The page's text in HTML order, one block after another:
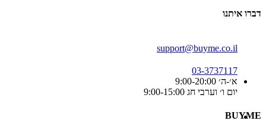
דברו איתנו
support@buyme.co.il
03-3737117
א׳-ה׳ 9:00-20:00
יום ו׳ וערבי חג 9:00-15:00
BUYME